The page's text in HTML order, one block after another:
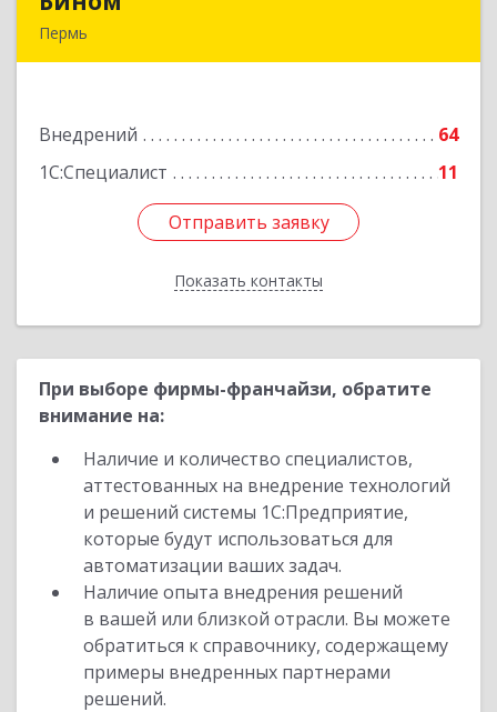
Пермь
Внедрений
64
1С:Специалист
11
Отправить заявку
Показать контакты
Подробнее
Отправить заявку
Назад
При выборе фирмы-франчайзи, обратите
внимание на:
Наличие и количество специалистов,
аттестованных на внедрение технологий
и решений системы 1С:Предприятие,
которые будут использоваться для
автоматизации ваших задач.
Наличие опыта внедрения решений
в вашей или близкой отрасли. Вы можете
обратиться к справочнику, содержащему
примеры внедренных партнерами
решений.